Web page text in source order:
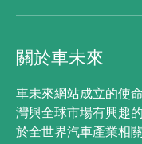
關於車未來
車未來網站成立的使
灣與全球市場有興趣
於全世界汽車產業相